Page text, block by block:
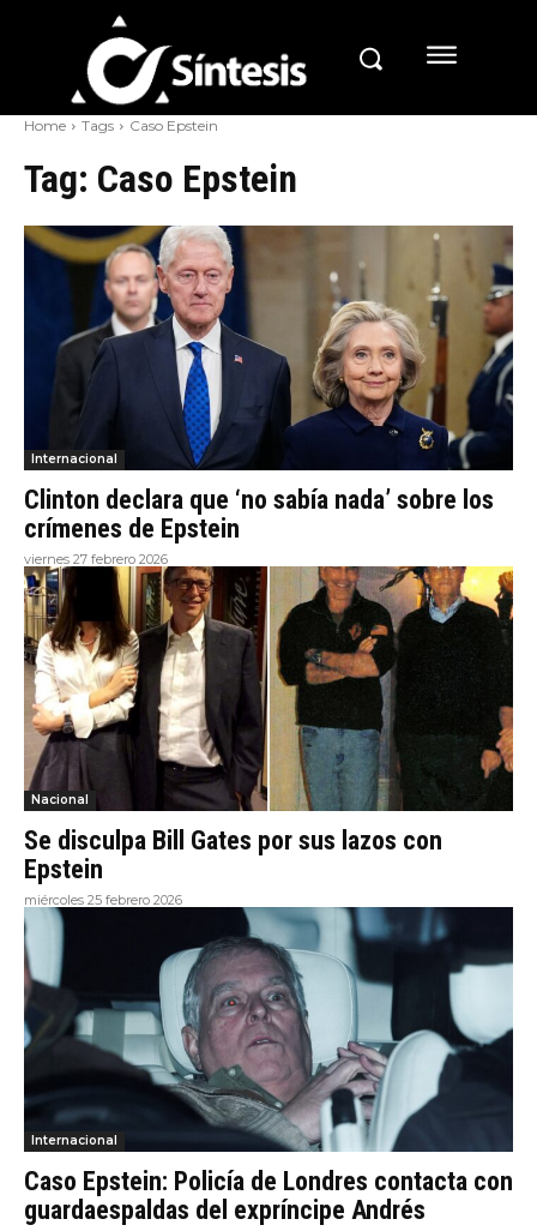
Home Tags Caso Epstein
Tag: Caso Epstein
Internacional
Clinton declara que ‘no sabía nada’ sobre los
crímenes de Epstein
viernes 27 febrero 2026
Nacional
Se disculpa Bill Gates por sus lazos con
Epstein
miércoles 25 febrero 2026
Internacional
Caso Epstein: Policía de Londres contacta con
guardaespaldas del expríncipe Andrés